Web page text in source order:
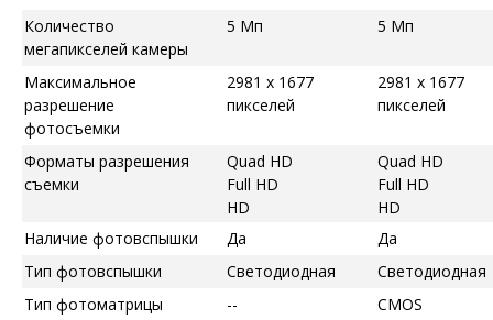
Количество
мегапикселей камеры
5 Мп 5 Мп
Максимальное
разрешение
фотосъемки
2981 x 1677
пикселей
2981 x 1677
пикселей
Форматы разрешения
съемки
Quad HD
Full HD
HD
Quad HD
Full HD
HD
Наличие фотовспышки
Да
Да
Тип фотовспышки
Светодиодная
Светодиодная
Тип фотоматрицы
--
CMOS